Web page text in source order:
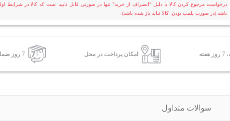
درخواست مرجوع کردن کالا با دلیل "انصراف از خرید" تنها در صورتی قابل تایید است که کالا در شرایط
باشد (در صورت پلمپ بودن، کالا نباید باز شده باشد).
امکان پرداخت در محل 7 روز ضمانت بازگشت کالا
سوالات متداول